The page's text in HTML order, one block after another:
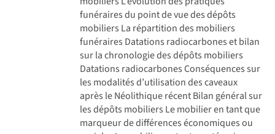
funéraires du point de vue des dépôts
mobiliers La répartition des mobiliers
funéraires Datations radiocarbones et bilan
sur la chronologie des dépôts mobiliers
Datations radiocarbones Conséquences sur
les modalités d’utilisation des caveaux
après le Néolithique récent Bilan général sur
les dépôts mobiliers Le mobilier en tant que
marqueur de différences économiques ou